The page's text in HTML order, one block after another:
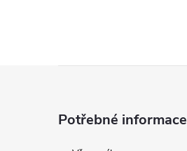
Potřebné informace